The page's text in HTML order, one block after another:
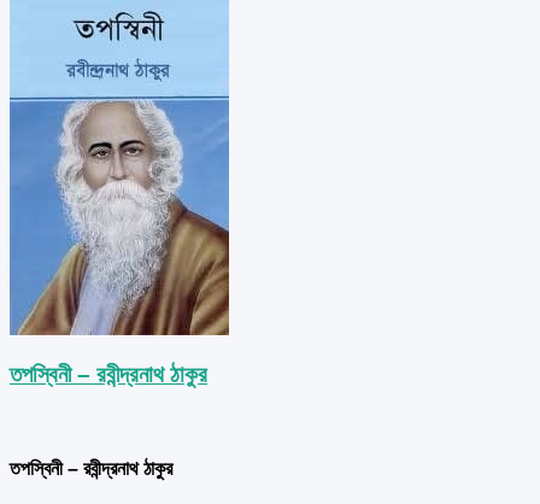
তপস্বিনী – রবীন্দ্রনাথ ঠাকুর
তপস্বিনী – রবীন্দ্রনাথ ঠাকুর